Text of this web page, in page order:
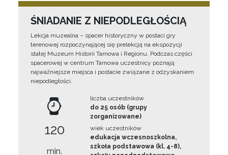
ŚNIADANIE Z NIEPODLEGŁOŚCIĄ
Lekcja muzealna – spacer historyczny w postaci gry
terenowej rozpoczynającej się prelekcją na ekspozycji
stałej Muzeum Historii Tarnowa i Regionu. Podczas części
spacerowej w centrum Tarnowa uczestnicy poznają
najważniejsze miejsca i postacie związane z odzyskaniem
niepodległości.
120
min.
liczba uczestników
do 25 osób (grupy
zorganizowane)
wiek uczestników
edukacja wczesnoszkolna,
szkoła podstawowa (kl. 4-8),